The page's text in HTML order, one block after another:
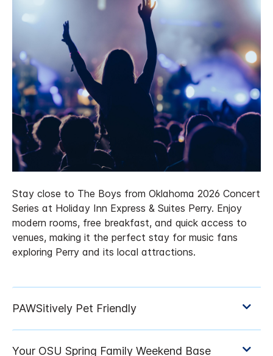
Stay close to The Boys from Oklahoma 2026 Concert
Series at Holiday Inn Express & Suites Perry. Enjoy
modern rooms, free breakfast, and quick access to
venues, making it the perfect stay for music fans
exploring Perry and its local attractions.